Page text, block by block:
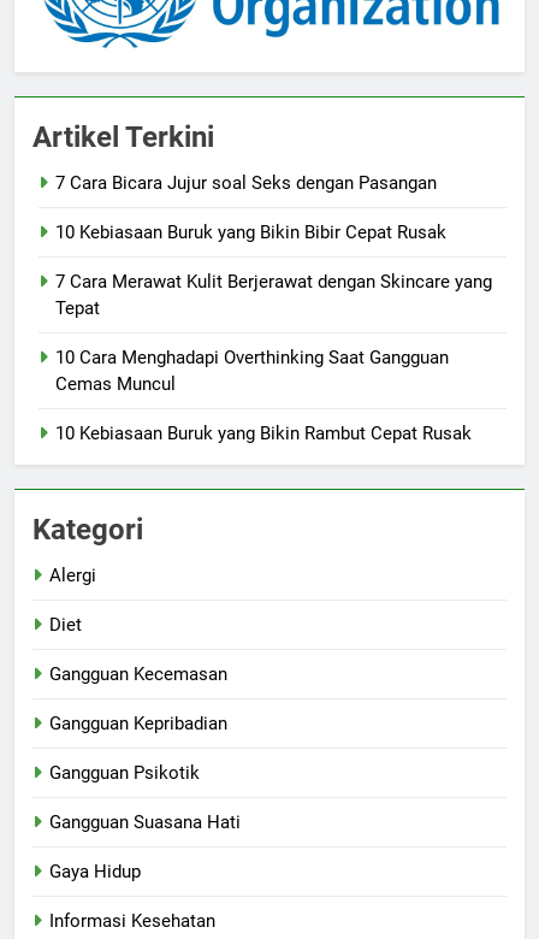
Artikel Terkini
7 Cara Bicara Jujur soal Seks dengan Pasangan
10 Kebiasaan Buruk yang Bikin Bibir Cepat Rusak
7 Cara Merawat Kulit Berjerawat dengan Skincare yang
Tepat
10 Cara Menghadapi Overthinking Saat Gangguan
Cemas Muncul
10 Kebiasaan Buruk yang Bikin Rambut Cepat Rusak
Kategori
Alergi
Diet
Gangguan Kecemasan
Gangguan Kepribadian
Gangguan Psikotik
Gangguan Suasana Hati
Gaya Hidup
Informasi Kesehatan